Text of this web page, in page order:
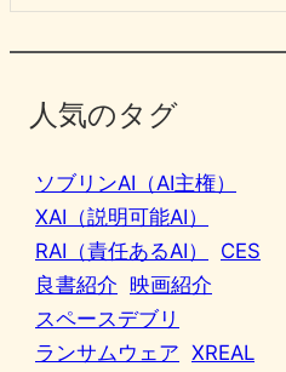
人気のタグ
ソブリンAI（AI主権）
XAI（説明可能AI）
RAI（責任あるAI）
CES
良書紹介 映画紹介
スペースデブリ
ランサムウェア XREAL